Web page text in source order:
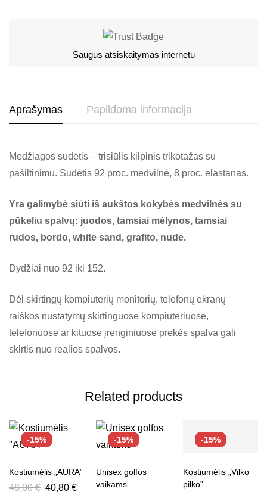
Saugus atsiskaitymas internetu
Aprašymas Papildoma informacija
Medžiagos sudėtis – trisiūlis kilpinis trikotažas su
pašiltinimu. Sudėtis 92 proc. medvilnė, 8 proc. elastanas.
Yra galimybė siūti iš aukštos kokybės medvilnės su
pūkeliu spalvų: juodos, tamsiai mėlynos, tamsiai
rudos, bordo, white sand, grafito, nude.
Dydžiai nuo 92 iki 152.
Dėl skirtingų kompiuterių monitorių, telefonų ekranų
raiškos nustatymų skirtinguose kompiuteriuose,
telefonuose ar kituose įrenginiuose prekės spalva gali
skirtis nuo realios spalvos.
Related products
-15%
Kostiumėlis „AURA”
48,00€ 40,80 €
-15%
Unisex golfos
vaikams
-15%
Kostiumėlis „Vilko
pilko”